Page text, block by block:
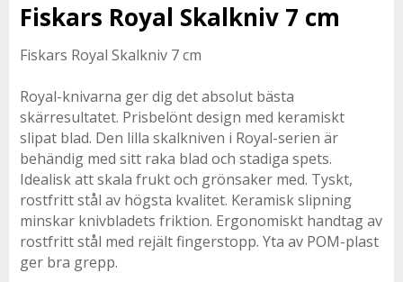
Fiskars Royal Skalkniv 7 cm
Fiskars Royal Skalkniv 7 cm
Royal-knivarna ger dig det absolut bästa
skärresultatet. Prisbelönt design med keramiskt
slipat blad. Den lilla skalkniven i Royal-serien är
behändig med sitt raka blad och stadiga spets.
Idealisk att skala frukt och grönsaker med. Tyskt,
rostfritt stål av högsta kvalitet. Keramisk slipning
minskar knivbladets friktion. Ergonomiskt handtag av
rostfritt stål med rejält fingerstopp. Yta av POM-plast
ger bra grepp.